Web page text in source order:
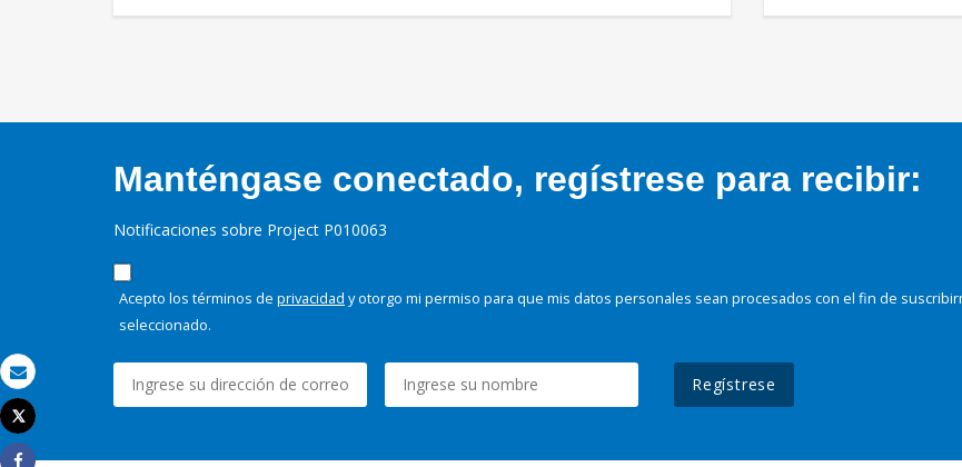
Correo electrónico
Imprimir
Tweet
Manténgase conectado, regístrese para recibir:
Notificaciones sobre Project P010063
Acepto los términos de privacidad y otorgo mi permiso para que mis datos personales sean procesados con el fin de
seleccionado.
Regístrese